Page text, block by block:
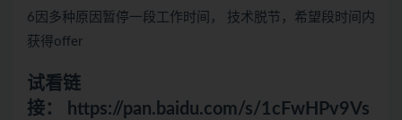
6因多种原因暂停一段工作时间， 技术脱节，希望段时间内
获得offer
试看链
接：
https://pan.baidu.com/s/1cFwHPv9Vs